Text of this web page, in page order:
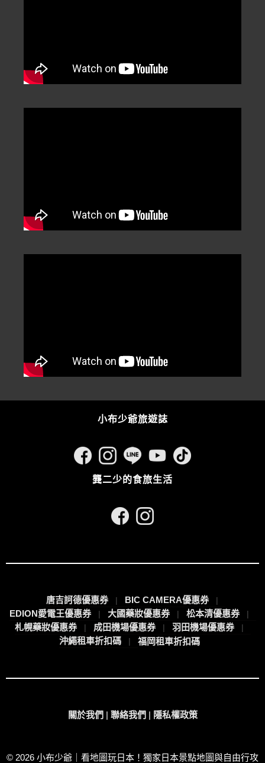
小布少爺旅遊誌
龔二少的食旅生活
唐吉訶德優惠券
BIC CAMERA優惠券
EDION愛電王優惠券
大國藥妝優惠券
松本清優惠券
札幌藥妝優惠券
成田機場優惠券
羽田機場優惠券
沖繩租車折扣碼
福岡租車折扣碼
關於我們 | 聯絡我們 | 隱私權政策
© 2026 小布少爺｜看地圖玩日本！獨家日本景點地圖與自由行攻